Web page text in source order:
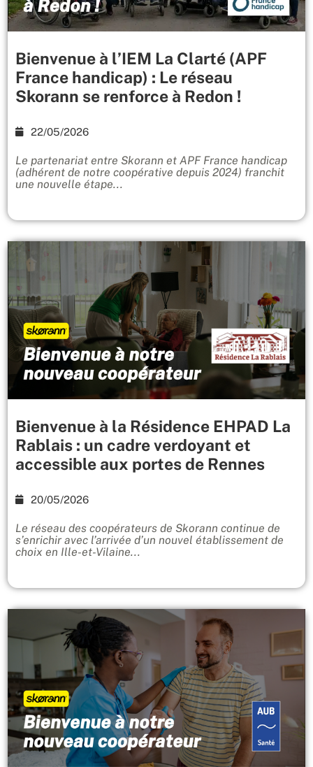
Bienvenue à l’IEM La Clarté (APF
France handicap) : Le réseau
Skorann se renforce à Redon !
22/05/2026
Le partenariat entre Skorann et APF France handicap
(adhérent de notre coopérative depuis 2024) franchit
une nouvelle étape...
Bienvenue à la Résidence EHPAD La
Rablais : un cadre verdoyant et
accessible aux portes de Rennes
20/05/2026
Le réseau des coopérateurs de Skorann continue de
s’enrichir avec l’arrivée d’un nouvel établissement de
choix en Ille-et-Vilaine...